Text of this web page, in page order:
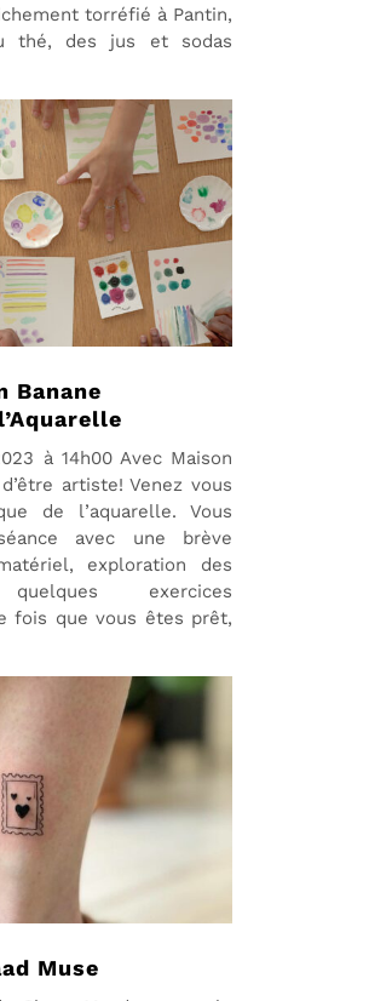
torréfié à Pantin,
thé, des jus et sodas
Banane
à 14h00 Avec Maison
artiste! Venez vous
de l’aquarelle. Vous
avec une brève
exploration des
exercices
fois que vous êtes prêt,
Muse